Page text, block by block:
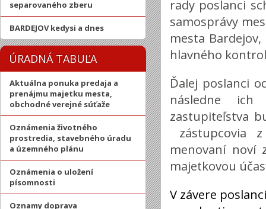
separovaného zberu
BARDEJOV kedysi a dnes
ÚRADNÁ TABUĽA
Aktuálna ponuka predaja a
prenájmu majetku mesta,
obchodné verejné súťaže
Oznámenia životného
prostredia, stavebného úradu
a územného plánu
Oznámenia o uložení
písomnosti
Oznamy doprava
rady poslanci
samosprávy
mesta
hlavného
Ďalej poslanci
následne ich
zastupiteľstva
zástupcovia
menovaní noví
majetkovou
V závere